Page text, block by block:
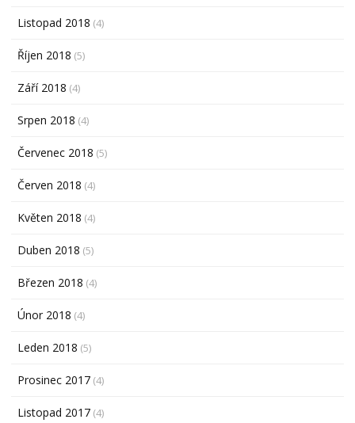
Listopad 2018 (4)
Říjen 2018 (5)
Září 2018 (4)
Srpen 2018 (4)
Červenec 2018 (5)
Červen 2018 (4)
Květen 2018 (4)
Duben 2018 (5)
Březen 2018 (4)
Únor 2018 (4)
Leden 2018 (5)
Prosinec 2017 (4)
Listopad 2017 (4)